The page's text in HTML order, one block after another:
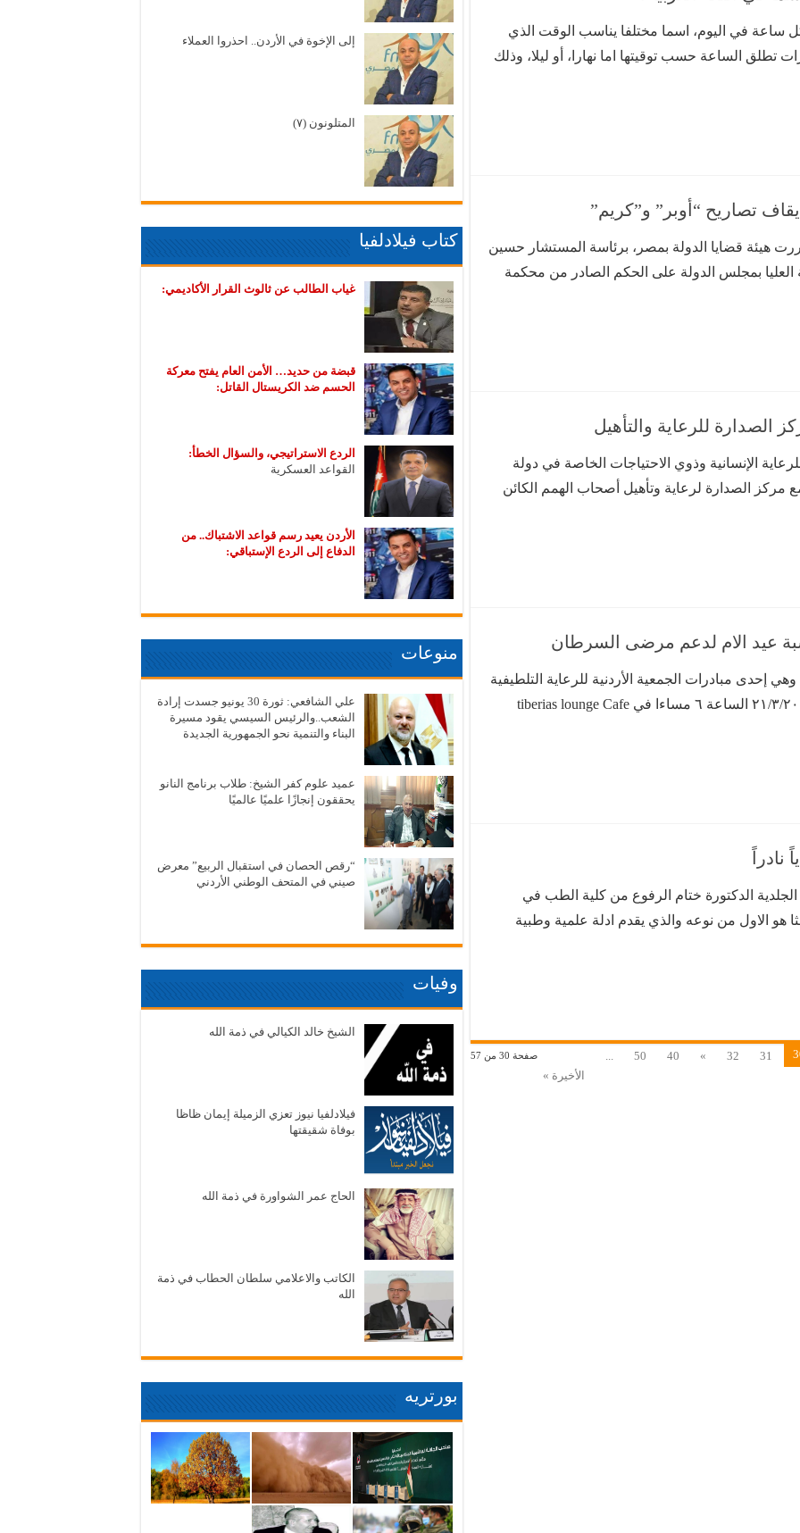
ساعة في اليوم، اسما مختلفا يناسب الوقت الذي
تطلق الساعة حسب توقيتها اما نهارا، أو ليلا، وذلك
تصاريح “أوبر” و”كريم”
هيئة قضايا الدولة بمصر، برئاسة المستشار حسين
العليا بمجلس الدولة على الحكم الصادر من محكمة
الصدارة للرعاية والتأهيل
الإنسانية وذوي الاحتياجات الخاصة في دولة
مركز الصدارة لرعاية وتأهيل أصحاب الهمم الكائن
عيد الام لدعم مرضى السرطان
إحدى مبادرات الجمعية الأردنية للرعاية التلطيفية
نشاط happy Mother day يوم الاربعاء ٢١/٣/٢٠١٨ الساعة ٦ مساءا في tiberias lounge Cafe
الدكتورة ختام الرفوع من كلية الطب في
هو الاول من نوعه والذي يقدم ادلة علمية وطبية
صفحة 30 من 57 31
32
»
40
50
...
الأخيرة »
إلى الإخوة في الأردن.. احذروا العملاء
المتلونون (٧)
كتاب فيلادلفيا
غياب الطالب عن ثالوث القرار الأكاديمي:
قبضة من حديد… الأمن العام يفتح معركة
الحسم ضد الكريستال القاتل:
الردع الاستراتيجي، والسؤال الخطأ:
القواعد العسكرية
الأردن يعيد رسم قواعد الاشتباك.. من
الدفاع إلى الردع الإستباقي:
منوعات
علي الشافعي: ثورة 30 يونيو جسدت إرادة
الشعب..والرئيس السيسي يقود مسيرة
البناء والتنمية نحو الجمهورية الجديدة
عميد علوم كفر الشيخ: طلاب برنامج النانو
يحققون إنجازًا علميًا عالميًا
“رقص الحصان في استقبال الربيع” معرض
صيني في المتحف الوطني الأردني
وفيات
الشيخ خالد الكيالي في ذمة الله
فيلادلفيا نيوز تعزي الزميلة إيمان ظاظا
بوفاة شقيقتها
الحاج عمر الشواورة في ذمة الله
الكاتب والاعلامي سلطان الحطاب في ذمة
الله
بورتريه